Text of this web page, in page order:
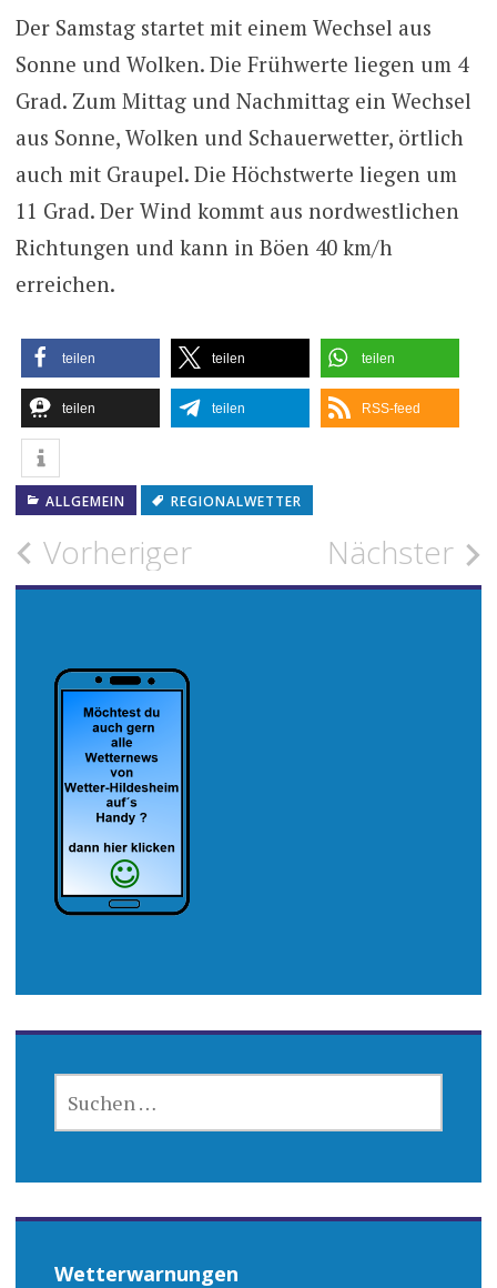
Der Samstag startet mit einem Wechsel aus
Sonne und Wolken. Die Frühwerte liegen um 4
Grad. Zum Mittag und Nachmittag ein Wechsel
aus Sonne, Wolken und Schauerwetter, örtlich
auch mit Graupel. Die Höchstwerte liegen um
11 Grad. Der Wind kommt aus nordwestlichen
Richtungen und kann in Böen 40 km/h
erreichen.
teilen teilen teilen
teilen teilen RSS-feed
ALLGEMEIN REGIONALWETTER
Beitragsnavigation
Vorheriger Nächster
NACH:
Wetterwarnungen